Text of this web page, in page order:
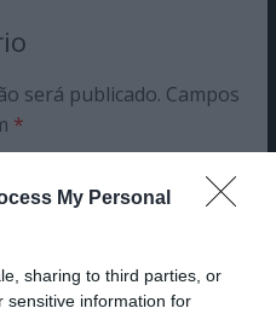
My Personal
sharing to third parties, or
sensitive information for
será publicado. Campos
*